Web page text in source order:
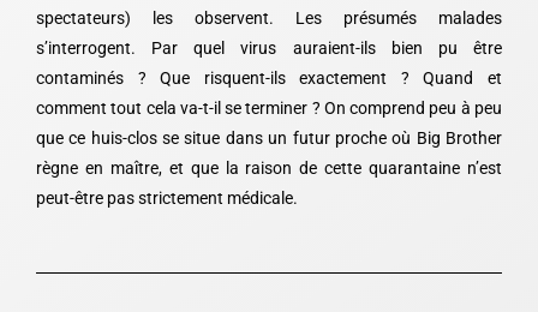
spectateurs) les observent. Les présumés malades
s’interrogent. Par quel virus auraient-ils bien pu être
contaminés ? Que risquent-ils exactement ? Quand et
comment tout cela va-t-il se terminer ? On comprend peu à peu
que ce huis-clos se situe dans un futur proche où Big Brother
règne en maître, et que la raison de cette quarantaine n’est
peut-être pas strictement médicale.